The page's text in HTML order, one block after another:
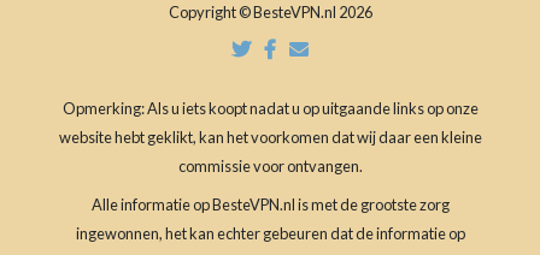
Copyright © BesteVPN.nl 2026
Opmerking: Als u iets koopt nadat u op uitgaande links op onze
website hebt geklikt, kan het voorkomen dat wij daar een kleine
commissie voor ontvangen.
Alle informatie op BesteVPN.nl is met de grootste zorg
ingewonnen, het kan echter gebeuren dat de informatie op